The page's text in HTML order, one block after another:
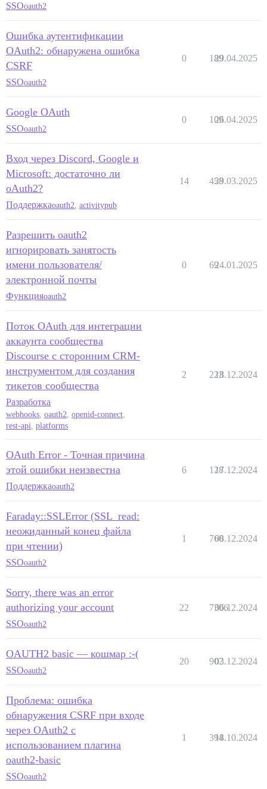
SSOoauth2
Ошибка аутентификации
OAuth2: обнаружена ошибка
CSRF
SSOoauth2
0 189
29.04.2025
Google OAuth
SSOoauth2
0 109
26.04.2025
Вход через Discord, Google и
Microsoft: достаточно ли
oAuth2?
Поддержкаoauth2 activitypub
14 458
29.03.2025
Разрешить oauth2
игнорировать занятость
имени пользователя/
электронной почты
Функцияoauth2
0 6924.01.2025
Поток OAuth для интеграции
аккаунта сообщества
Discourse с сторонним CRM-
инструментом для создания
тикетов сообщества
Разработка
webhooks, oauth2, openid-connect,
rest-api, platforms
2 223
18.12.2024
OAuth Error - Точная причина
этой ошибки неизвестна
Поддержкаoauth2
6 128
17.12.2024
Faraday::SSLError (SSL_read:
неожиданный конец файла
при чтении)
SSOoauth2
1 760
08.12.2024
Sorry, there was an error
authorizing your account
SSOoauth2
22 7306
06.12.2024
OAUTH2 basic — кошмар :-(
SSOoauth2
20 902
03.12.2024
Проблема: ошибка
обнаружения CSRF при входе
через OAuth2 с
использованием плагина
oauth2-basic
SSOoauth2
1 394
18.10.2024